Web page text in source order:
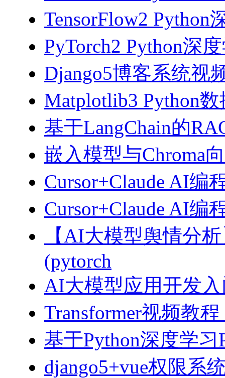
TensorFlow2 Python
PyTorch2 Python深
Django5博客系统视
Matplotlib3 Python
基于LangChain的
嵌入模型与Chroma
Cursor+Claude AI编
Cursor+Claude AI编
【AI大模型舆情分
(pytorch
AI大模型应用开发入
Transformer视频教
基于Python深度学
django5+vue权限系